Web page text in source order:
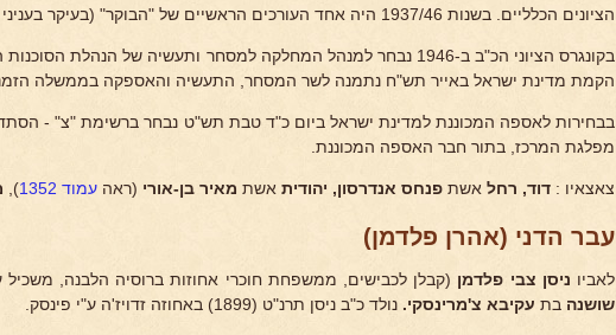
הציונים הכלליים. בשנות 1937/46 היה אחד העורכים הראשיים של "הבוקר" (בעיקר בעניני מדיניות וכלכלה).
בקונגרס הציוני הכ"ב ב-1946 נבחר למנהל המחלקה למסחר ותעשיה של הנהלת
הקמת מדינת ישראל באייר תש"ח נתמנה לשר המסחר, התעשיה והאספקה בממשלה
בבחירות לאספה המכוננת למדינת ישראל ביום כ"ד טבת תש"ט נבחר ברשימת "צ" -
מפלגת המרכז, בתור חבר האספה המכוננת.
צאצאיו : דוד, רחל אשת פנחס אנדרסון, יהודית אשת מאיר בן-אורי (ראה עמוד 1352 ),
עבר הדני (אהרן פלדמן)
לאביו ניסן צבי פלדמן (קבלן לכבישים, ממשפחת חוכרי אחוזות ברוסיה הלבנה, משכיל
שושנה בת עקיבא צ'מרינסקי. נולד כ"ב ניסן תרנ"ט (1899) באחוזה זדויז'ה ע"י פינסק.